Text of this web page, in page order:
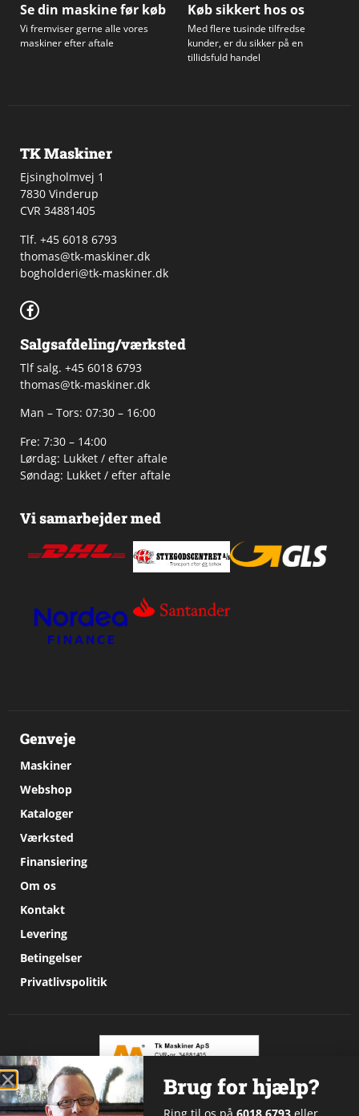
Se din maskine før køb
Vi fremviser gerne alle vores
maskiner efter aftale
Køb sikkert hos os
Med flere tusinde tilfredse
kunder, er du sikker på en
tillidsfuld handel
TK Maskiner
Ejsingholmvej 1
7830 Vinderup
CVR 34881405
​Tlf. +45 6018 6793
thomas@tk-maskiner.dk
bogholderi@tk-maskiner.dk
Salgsafdeling/værksted
Tlf salg. +45 6018 6793
thomas@tk-maskiner.dk
Man – Tors: 07:30 – 16:00
Fre: 7:30 – 14:00
Lørdag: Lukket / efter aftale
Søndag: Lukket / efter aftale
Vi samarbejder med
Genveje
Maskiner
Webshop
Kataloger
Værksted
Finansiering
Om os
Kontakt
Levering
Betingelser
Privatlivspolitik
Brug for hjælp?
Ring til os på 6018 6793 eller